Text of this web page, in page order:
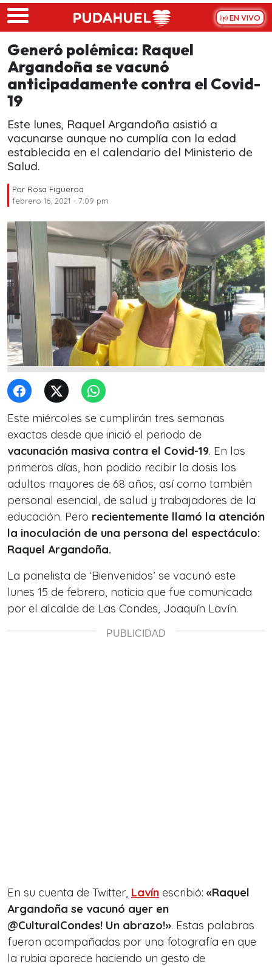
Skip to main content
EN VIVO
Generó polémica: Raquel
Argandoña se vacunó
anticipadamente contra el Covid-
19
Este lunes, Raquel Argandoña asistió a
vacunarse aunque no cumplía con la edad
establecida en el calendario del Ministerio de
Salud.
Por Rosa Figueroa
febrero 16, 2021 - 7:09 pm
Este miércoles se cumplirán tres semanas
exactas desde que inició el periodo de
vacunación masiva contra el Covid-19. En los
primeros días, han podido recibir la dosis los
adultos mayores de 68 años, así como también
personal esencial, de salud y trabajadores de la
educación. Pero recientemente llamó la atención
la inoculación de una persona del espectáculo:
Raquel Argandoña.
La panelista de ‘Bienvenidos’ se vacunó este
lunes 15 de febrero, noticia que fue comunicada
por el alcalde de Las Condes, Joaquín Lavín.
En su cuenta de Twitter, Lavín escribió: «Raquel
Argandoña se vacunó ayer en
@CulturalCondes! Un abrazo!». Estas palabras
fueron acompañadas por una fotografía en que
la rubia aparece haciendo un gesto de